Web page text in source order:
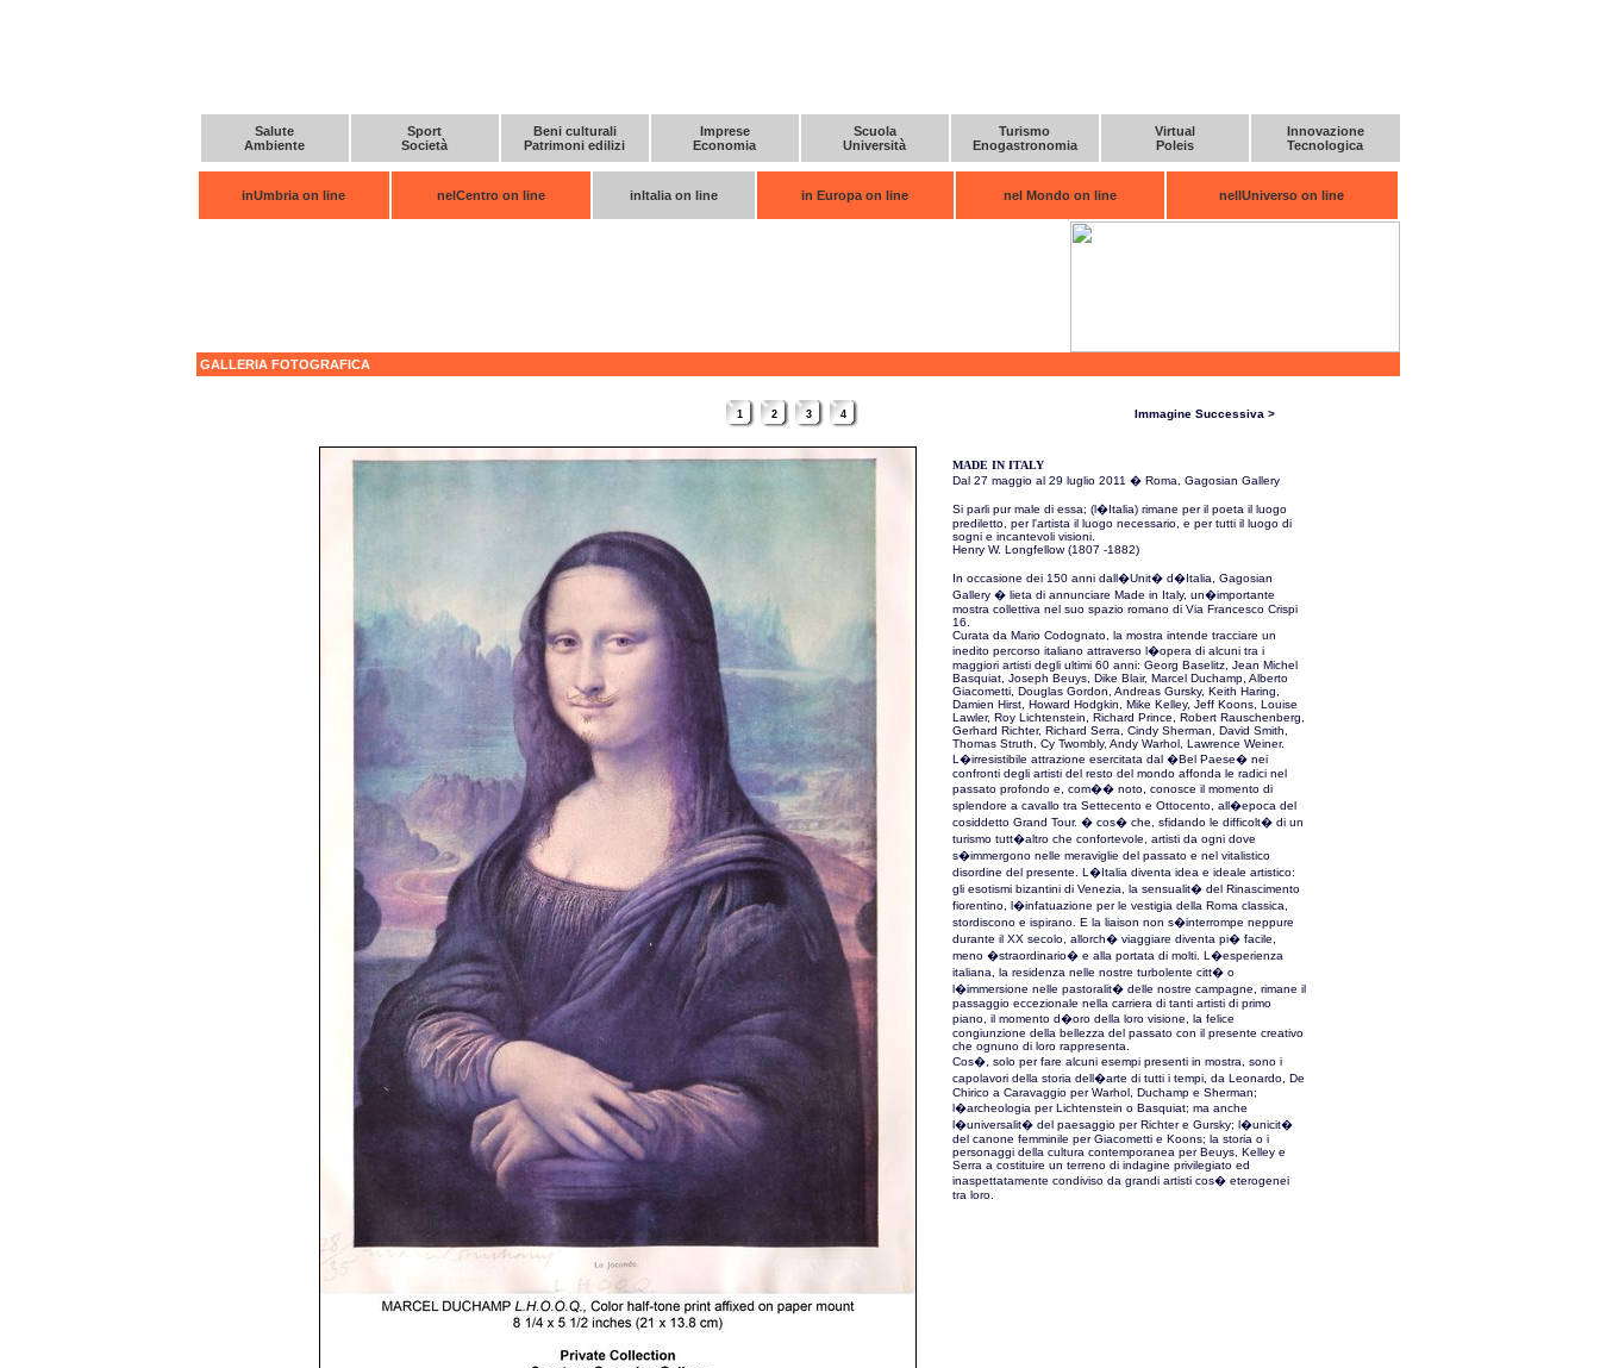
Salute
Ambiente
Sport
Società
Beni culturali
Patrimoni edilizi
Imprese
Economia
Scuola
Università
Turismo
Enogastronomia
Virtual
Poleis
Innovazione
Tecnologica
inUmbria on line nelCentro on line inItalia on line in Europa on line nel Mondo on line nellUniverso on line
GALLERIA FOTOGRAFICA
1 2 3 4 Immagine Successiva >
MADE IN ITALY
Dal 27 maggio al 29 luglio 2011 � Roma, Gagosian Gallery
Si parli pur male di essa; (l�Italia) rimane per il poeta il luogo
prediletto, per l'artista il luogo necessario, e per tutti il luogo di
sogni e incantevoli visioni.
Henry W. Longfellow (1807 -1882)
In occasione dei 150 anni dall�Unit� d�Italia, Gagosian
Gallery � lieta di annunciare Made in Italy, un�importante
mostra collettiva nel suo spazio romano di Via Francesco Crispi
16.
Curata da Mario Codognato, la mostra intende tracciare un
inedito percorso italiano attraverso l�opera di alcuni tra i
maggiori artisti degli ultimi 60 anni: Georg Baselitz, Jean Michel
Basquiat, Joseph Beuys, Dike Blair, Marcel Duchamp, Alberto
Giacometti, Douglas Gordon, Andreas Gursky, Keith Haring,
Damien Hirst, Howard Hodgkin, Mike Kelley, Jeff Koons, Louise
Lawler, Roy Lichtenstein, Richard Prince, Robert Rauschenberg,
Gerhard Richter, Richard Serra, Cindy Sherman, David Smith,
Thomas Struth, Cy Twombly, Andy Warhol, Lawrence Weiner.
L�irresistibile attrazione esercitata dal �Bel Paese� nei
confronti degli artisti del resto del mondo affonda le radici nel
passato profondo e, com�� noto, conosce il momento di
splendore a cavallo tra Settecento e Ottocento, all�epoca del
cosiddetto Grand Tour. � cos� che, sfidando le difficolt� di un
turismo tutt�altro che confortevole, artisti da ogni dove
s�immergono nelle meraviglie del passato e nel vitalistico
disordine del presente. L�Italia diventa idea e ideale artistico:
gli esotismi bizantini di Venezia, la sensualit� del Rinascimento
fiorentino, l�infatuazione per le vestigia della Roma classica,
stordiscono e ispirano. E la liaison non s�interrompe neppure
durante il XX secolo, allorch� viaggiare diventa pi� facile,
meno �straordinario� e alla portata di molti. L�esperienza
italiana, la residenza nelle nostre turbolente citt� o
l�immersione nelle pastoralit� delle nostre campagne, rimane il
passaggio eccezionale nella carriera di tanti artisti di primo
piano, il momento d�oro della loro visione, la felice
congiunzione della bellezza del passato con il presente creativo
che ognuno di loro rappresenta.
Cos�, solo per fare alcuni esempi presenti in mostra, sono i
capolavori della storia dell�arte di tutti i tempi, da Leonardo, De
Chirico a Caravaggio per Warhol, Duchamp e Sherman;
l�archeologia per Lichtenstein o Basquiat; ma anche
l�universalit� del paesaggio per Richter e Gursky; l�unicit�
del canone femminile per Giacometti e Koons; la storia o i
personaggi della cultura contemporanea per Beuys, Kelley e
Serra a costituire un terreno di indagine privilegiato ed
inaspettatamente condiviso da grandi artisti cos� eterogenei
tra loro.